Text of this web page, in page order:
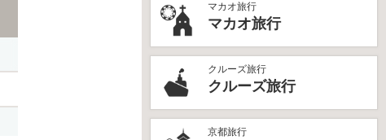
マカオ旅行
マカオ旅行
クルーズ旅行
クルーズ旅行
京都旅行